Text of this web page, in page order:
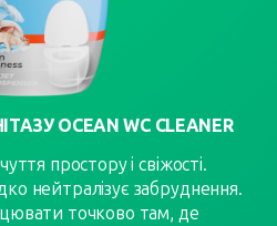
OCEAN WC CLEANER
простору і свіжості.
нейтралізує забруднення.
точково там, де